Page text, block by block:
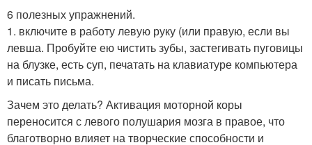
6 полезных упражнений.
1. включите в работу левую руку (или правую, если вы
левша. Пробуйте ею чистить зубы, застегивать пуговицы
на блузке, есть суп, печатать на клавиатуре компьютера
и писать письма.
Зачем это делать? Активация моторной коры
переносится с левого полушария мозга в правое, что
благотворно влияет на творческие способности и